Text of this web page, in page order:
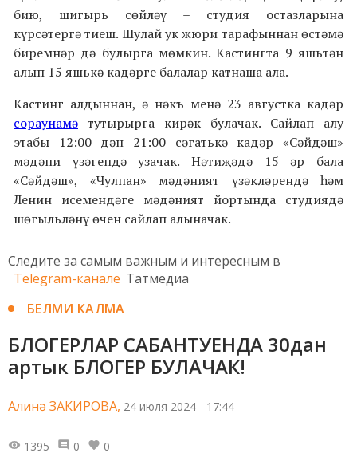
бию, шигырь сөйләү – студия остазларына
күрсәтергә тиеш. Шулай ук жюри тарафыннан өстәмә
биремнәр дә булырга мөмкин. Кастингта 9 яшьтән
алып 15 яшькә кадәрге балалар катнаша ала.
Кастинг алдыннан, ә нәкъ менә 23 августка кадәр
сораунамә тутырырга кирәк булачак. Сайлап алу
этабы 12:00 дән 21:00 сәгатькә кадәр «Сәйдәш»
мәдәни үзәгендә узачак. Нәтиҗәдә 15 әр бала
«Сәйдәш», «Чулпан» мәдәният үзәкләрендә һәм
Ленин исемендәге мәдәният йортында студиядә
шөгыльләнү өчен сайлап алыначак.
Следите за самым важным и интересным в
Telegram-канале Татмедиа
БЕЛМИ КАЛМА
БЛОГЕРЛАР САБАНТУЕНДА 30дан
артык БЛОГЕР БУЛАЧАК!
Алинә ЗАКИРОВА, 24 июля 2024 - 17:44
1395 0 0